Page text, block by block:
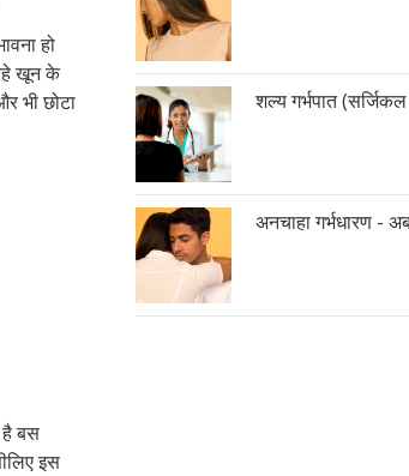
हो
खून के
भी छोटा
है बस
इस
शल्य गर्भपात (सर्जिकल
अनचाहा गर्भधारण -